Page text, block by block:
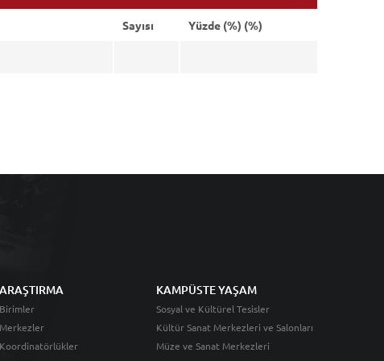
Sayısı Yüzde (%) (%)
ARAŞTIRMA
Birimler
Merkezler
Koordinatörlükler
KAMPÜSTE YAŞAM
Sosyal ve Kültürel Tesisler
Kültür Sanat Merkezleri ve Salonları
Müze ve Sanat Merkezleri